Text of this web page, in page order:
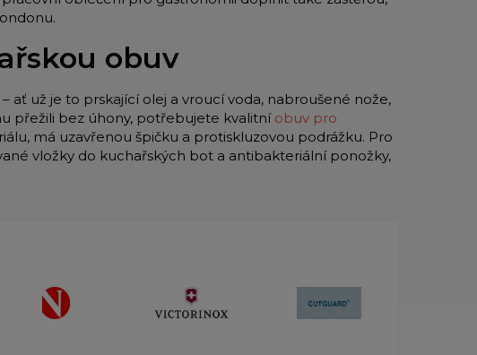
obuv
ať už je to prskající olej a vroucí voda, nabroušené nože,
přežili bez úhony, potřebujete kvalitní obuv pro
má uzavřenou špičku a protiskluzovou podrážku. Pro
vložky do kuchařských bot a antibakteriální ponožky,